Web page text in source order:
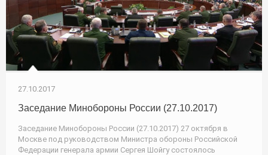
27.10.2017
Заседание Минобороны России (27.10.2017)
Заседание Минобороны России (27.10.2017) 27 октября в
Москве под руководством Министра обороны Российской
Федерации генерала армии Сергея Шойгу состоялось